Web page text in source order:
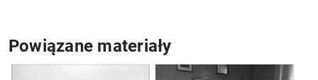
Powiązane materiały